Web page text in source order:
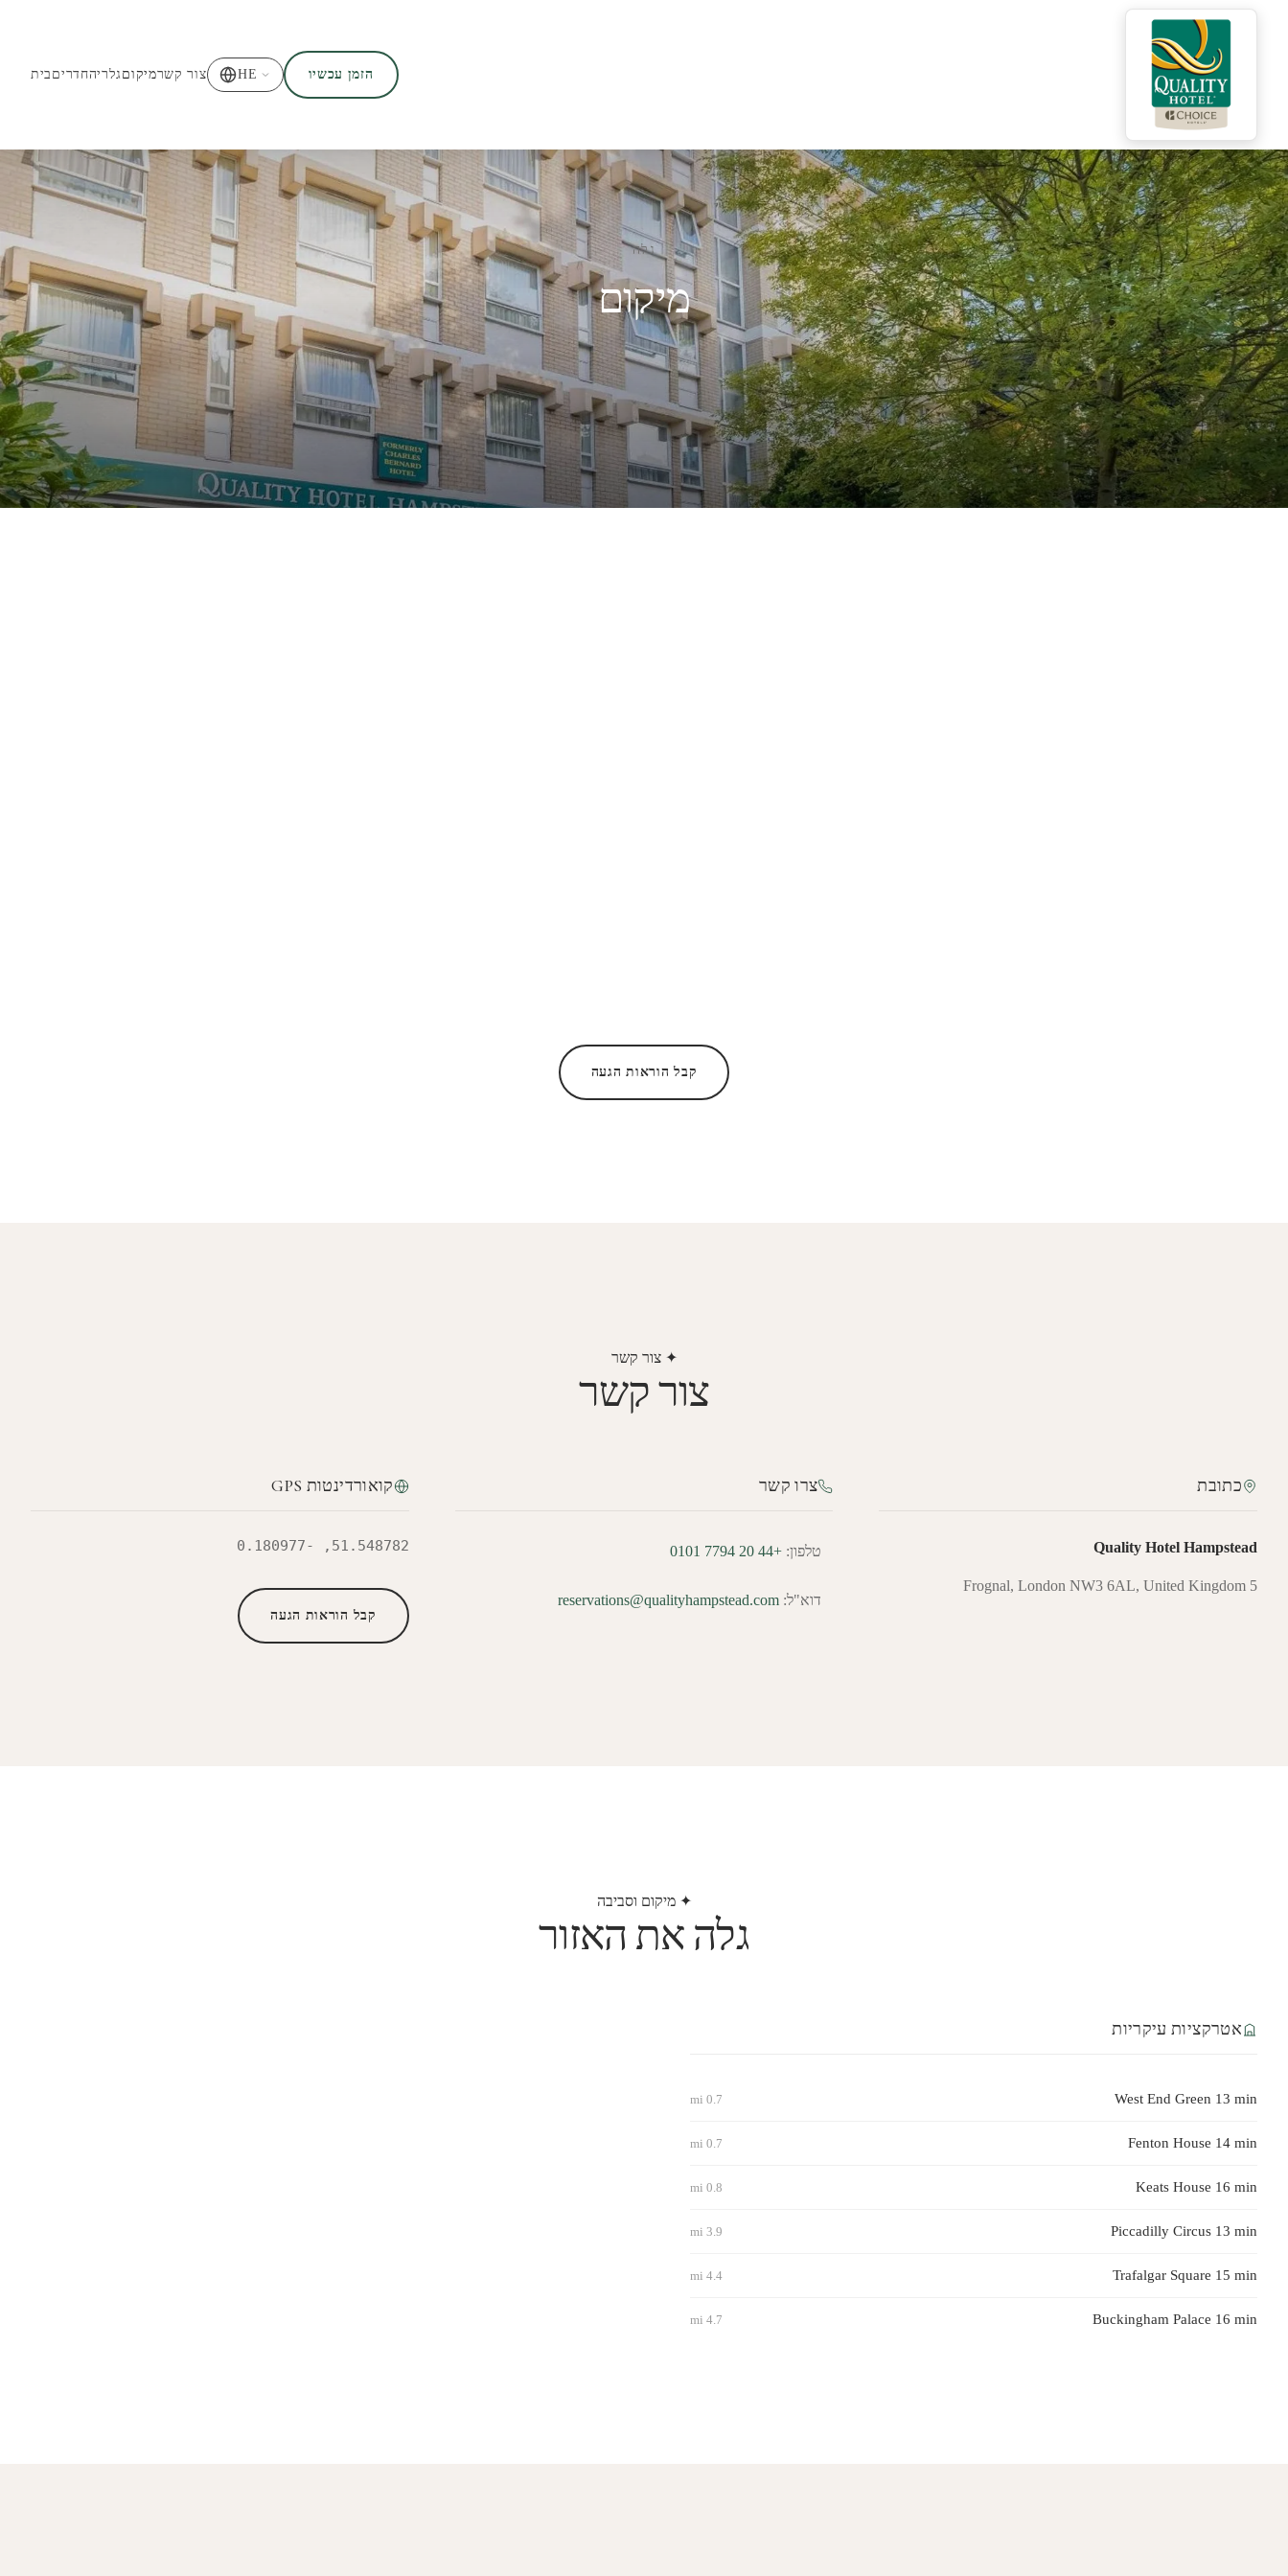
בית חדריםגלריה מיקוםצור קשר HE הזמן עכשיו
גלה
מיקום
קבל הוראות הגעה
✦ צור קשר
צור קשר
כתובת
Quality Hotel Hampstead
5 Frognal, London NW3 6AL, United Kingdom
צרו קשר
טלפון: +44 20 7794 0101
דוא"ל: reservations@qualityhampstead.com
קואורדינטות GPS
51.548782, -0.180977
קבל הוראות הגעה
✦ מיקום וסביבה
גלה את האזור
אטרקציות עיקריות
West End Green 13 min
0.7 mi
Fenton House 14 min
0.7 mi
Keats House 16 min
0.8 mi
Piccadilly Circus 13 min
3.9 mi
Trafalgar Square 15 min
4.4 mi
Buckingham Palace 16 min
4.7 mi